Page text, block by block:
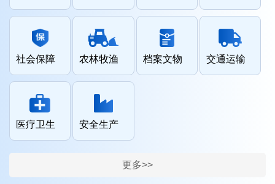
社会保障 农林牧渔 档案文物 交通运输
医疗卫生 安全生产
更多>>